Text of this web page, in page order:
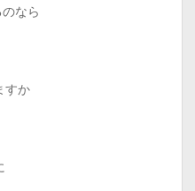
なら
すか